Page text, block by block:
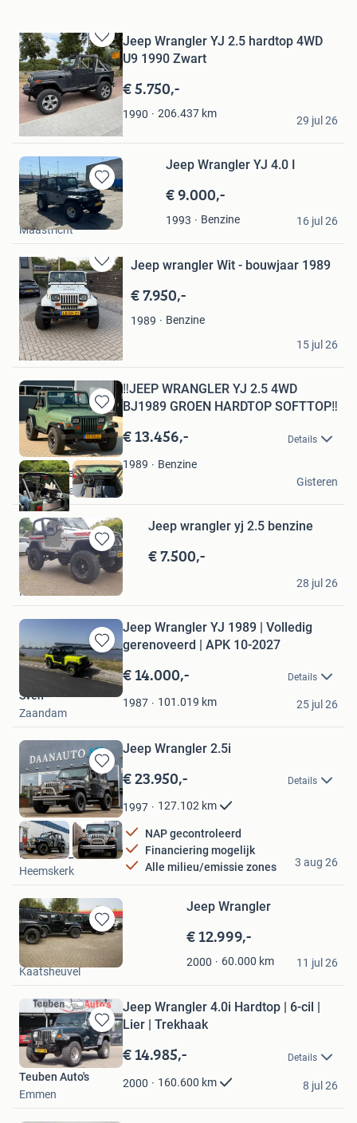
Bewaren
in
Mijn
Favorieten
Jeep Wrangler YJ 2.5 hardtop 4WD
U9 1990 Zwart
€ 5.750,-
1990 206.437 km
Franke
Zevenaar
29 jul 26
Bewaren
in
Jeep Wrangler YJ 4.0 I
€ 9.000,-
1993 Benzine
beau
Maastricht
16 jul 26
Bewaren
in
Mijn
Favorieten
Jeep wrangler Wit - bouwjaar 1989
€ 7.950,-
1989
Benzine
Koen Appels
Tilburg
15 jul 26
Bewaren
in
Mijn
Favorieten
‼️JEEP WRANGLER YJ 2.5 4WD
BJ1989 GROEN HARDTOP SOFTTOP‼️
€ 13.456,- Details
1989 Benzine
4x4-Veenendaal
Veenendaal
Gisteren
Bewaren
in
Mijn
Favorieten
Jeep wrangler yj 2.5 benzine
€ 7.500,-
vdebruin
Huizen
28 jul 26
Bewaren
in
Mijn
Favorieten
Jeep Wrangler YJ 1989 | Volledig
gerenoveerd | APK 10-2027
€ 14.000,- Details
1987 101.019 km
Sven
Zaandam
25 jul 26
Bewaren
in
Mijn
Favorieten
Jeep Wrangler 2.5i
€ 23.950,- Details
1997 127.102 km
NAP gecontroleerd
Financiering mogelijk
Alle milieu/emissie zones
Daanauto_nl
Heemskerk
3 aug 26
Bewaren
in
Mijn
Jeep Wrangler
€ 12.999,-
2000 60.000 km
USA Cars
Kaatsheuvel
11 jul 26
Bewaren
in
Mijn
Favorieten
Jeep Wrangler 4.0i Hardtop | 6-cil |
Lier | Trekhaak
€ 14.985,- Details
2000 160.600 km
Teuben Auto's
Emmen
8 jul 26